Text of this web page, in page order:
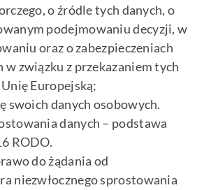
o źródle tych danych, o
podejmowaniu decyzji, w
oraz o zabezpieczeniach
w związku z przekazaniem tych
Europejską;
swoich danych osobowych.
danych – podstawa
RODO.
do żądania od
niezwłocznego sprostowania